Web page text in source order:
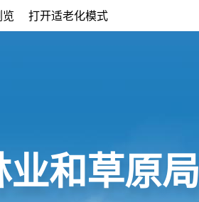
打开适老化模式
和草原局